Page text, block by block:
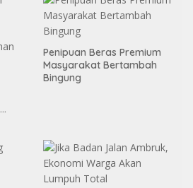
Penipuan Beras Premium
Masyarakat Bertambah
Bingung